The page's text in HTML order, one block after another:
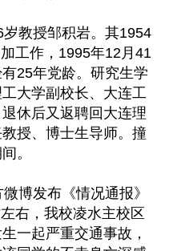
教授邹积岩。其1954
工作，1995年12月41
25年党龄。研究生学
大学副校长、大连工
休后又返聘回大连理
授、博士生导师。撞
。
博发布《情况通报》
右，我校凌水主校区
一起严重交通事故，